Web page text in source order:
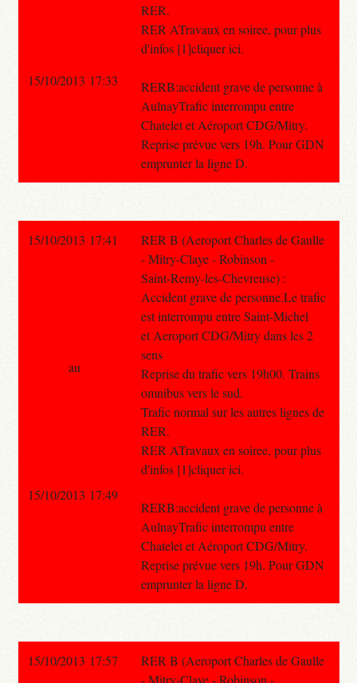
RER.
RER ATravaux en soiree, pour plus
d'infos [1]cliquer ici.
RERB:accident grave de personne à
AulnayTrafic interrompu entre
Chatelet et Aéroport CDG/Mitry.
Reprise prévue vers 19h. Pour GDN
emprunter la ligne D.
15/10/2013 17:33
15/10/2013 17:41
RER B (Aeroport Charles de Gaulle
- Mitry-Claye - Robinson -
Saint-Remy-les-Chevreuse) :
Accident grave de personne.Le trafic
est interrompu entre Saint-Michel
et Aeroport CDG/Mitry dans les 2
sens
Reprise du trafic vers 19h00. Trains
omnibus vers le sud.
Trafic normal sur les autres lignes de
RER.
RER ATravaux en soiree, pour plus
d'infos [1]cliquer ici.
RERB:accident grave de personne à
AulnayTrafic interrompu entre
Chatelet et Aéroport CDG/Mitry.
Reprise prévue vers 19h. Pour GDN
emprunter la ligne D.
au
15/10/2013 17:49
15/10/2013 17:57
RER B (Aeroport Charles de Gaulle
- Mitry-Claye - Robinson -